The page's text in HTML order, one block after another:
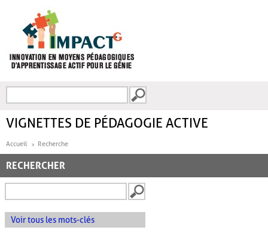
FORMULAIRE DE
VIGNETTES DE PÉDAGOGIE ACTIVE
Accueil Recherche
RECHERCHER
Voir tous les mots-clés